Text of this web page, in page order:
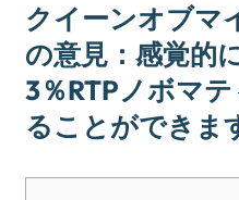
クイーンオブマ
の意見：感覚的
3％RTPノボマ
ることができま